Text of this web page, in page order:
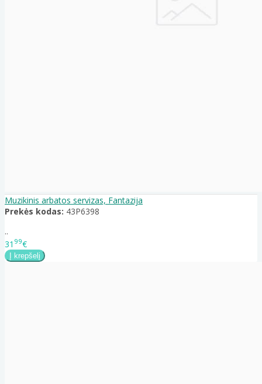
Muzikinis arbatos servizas, Fantazija
Prekės kodas: 43P6398
..
31 99€